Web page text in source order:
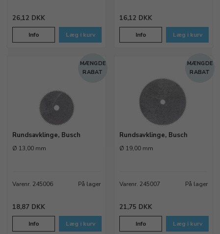
26,12 DKK
Info Læg i kurv
16,12 DKK
Info Læg i kurv
MÆNGDE
RABAT
Rundsavklinge, Busch
Ø 13,00 mm
Varenr. 245006 På lager
18,87 DKK
Info Læg i kurv
MÆNGDE
RABAT
Rundsavklinge, Busch
Ø 19,00 mm
Varenr. 245007 På lager
21,75 DKK
Info Læg i kurv